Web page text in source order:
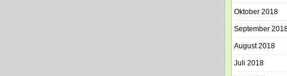
Oktober 2018
September
August 2018
Juli 2018